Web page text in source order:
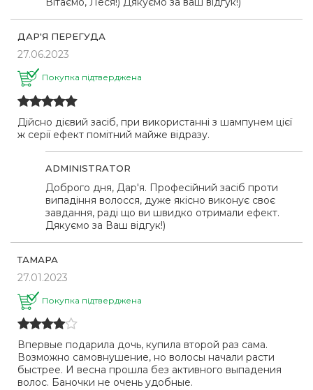
ДАР'Я ПЕРЕГУДА
27.06.2023
Покупка підтверджена
Дійсно дієвий засіб, при використанні з шампунем цієї
ж серії ефект помітний майже відразу.
ADMINISTRATOR
Доброго дня, Дар'я. Професійний засіб проти
випадіння волосся, дуже якісно виконує своє
завдання, раді що ви швидко отримали ефект.
Дякуємо за Ваш відгук!)
ТАМАРА
27.01.2023
Покупка підтверджена
Впервые подарила дочь, купила второй раз сама.
Возможно самовнушение, но волосы начали расти
быстрее. И весна прошла без активного выпадения
волос. Баночки не очень удобные.